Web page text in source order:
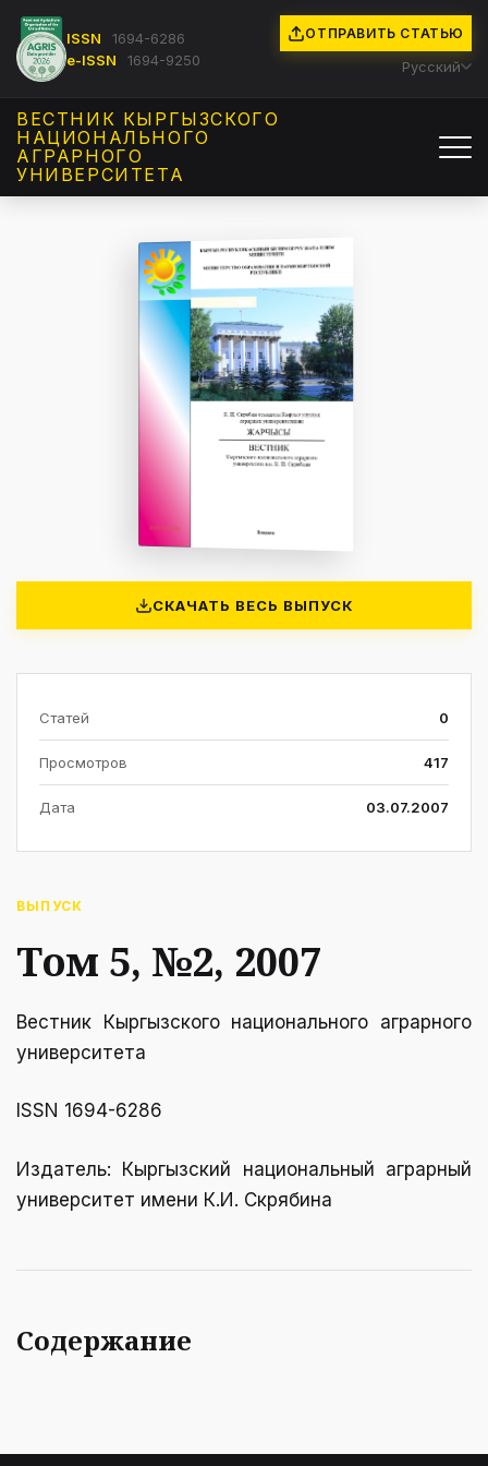
ISSN
1694-6286
e-ISSN
1694-9250
ОТПРАВИТЬ СТАТЬЮ
Русский
ВЕСТНИК КЫРГЫЗCКОГО
НАЦИОНАЛЬНОГО
АГРАРНОГО
УНИВЕРСИТЕТА
СКАЧАТЬ ВЕСЬ ВЫПУСК
Статей 0
Просмотров 417
Дата 03.07.2007
ВЫПУСК
Том 5, №2, 2007
Вестник Кыргызcкого национального аграрного
университета
ISSN 1694-6286
Издатель: Кыргызский национальный аграрный
университет имени К.И. Скрябинa
Содержание